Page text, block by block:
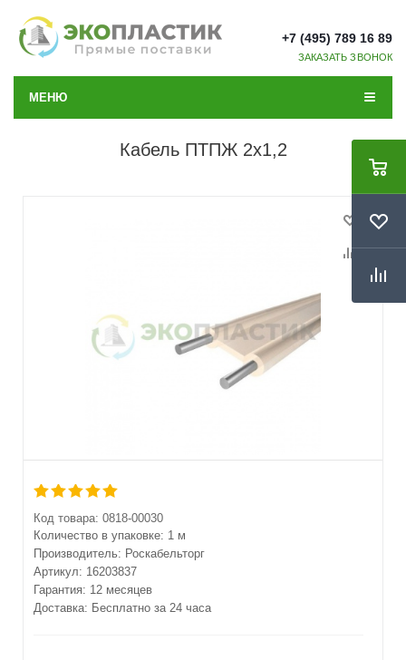
+7 (495) 789 16 89
ЗАКАЗАТЬ ЗВОНОК
МЕНЮ
Кабель ПТПЖ 2x1,2
Код товара: 0818-00030
Количество в упаковке: 1 м
Производитель: Роскабельторг
Артикул: 16203837
Гарантия: 12 месяцев
Доставка: Бесплатно за 24 часа